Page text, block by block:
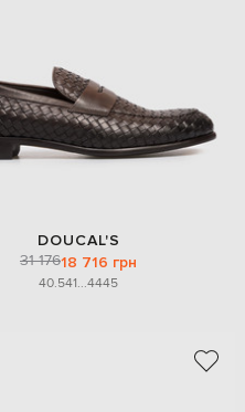
DOUCAL'S
31 17618 716 грн
40.541...4445